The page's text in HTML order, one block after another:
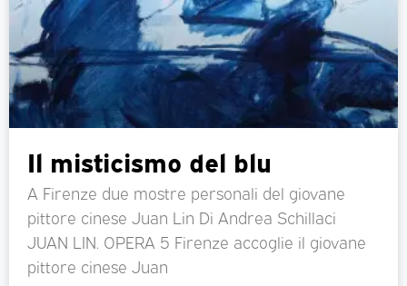
Il misticismo del blu
A Firenze due mostre personali del giovane
pittore cinese Juan Lin Di Andrea Schillaci
JUAN LIN. OPERA 5 Firenze accoglie il giovane
pittore cinese Juan